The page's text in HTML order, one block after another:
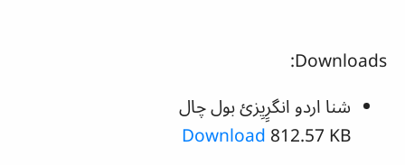
Downloads:
شنا اردو انگرِِیِزئ بول چال
Download 812.57 KB